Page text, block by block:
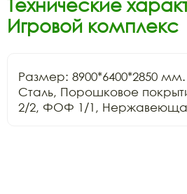
Технические
Игровой комплекс
Размер: 8900*6400*2850 мм.
Сталь, Порошковое